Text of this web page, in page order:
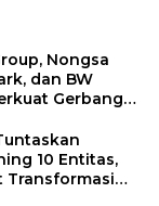
Nongsa
dan BW
Gerbang
Laut NCC
10 Entitas,
Transformasi